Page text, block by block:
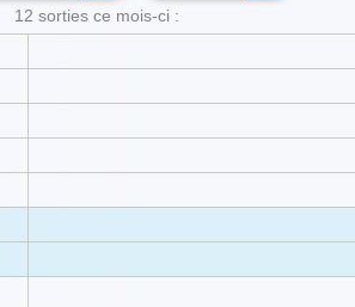
12 sorties ce mois-ci :